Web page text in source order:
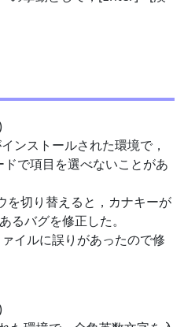
ンストールされた環境で，
で項目を選べないことがあ
を切り替えると，カナキーが
るバグを修正した。
イルに誤りがあったので修